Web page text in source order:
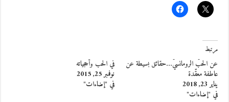
مرتبط
عن الحبّ الرومانسيّ…حقائق بسيطة عن
عاطفة معقّدة
يناير 23, 2018
في "إضاءات"
في الحب وأحجياته
نوفمبر 25, 2015
في "إضاءات"